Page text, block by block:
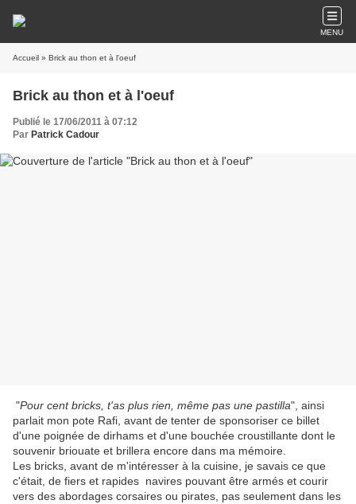
MENU
Accueil » Brick au thon et à l'oeuf
Brick au thon et à l'oeuf
Publié le 17/06/2011 à 07:12
Par Patrick Cadour
"Pour cent bricks, t'as plus rien, même pas une pastilla", ainsi
parlait mon pote Rafi, avant de tenter de sponsoriser ce billet
d'une poignée de dirhams et d'une bouchée croustillante dont le
souvenir briouate et brillera encore dans ma mémoire.
Les bricks, avant de m'intéresser à la cuisine, je savais ce que
c'était, de fiers et rapides navires pouvant être armés et courir
vers des abordages corsaires ou pirates, pas seulement dans les